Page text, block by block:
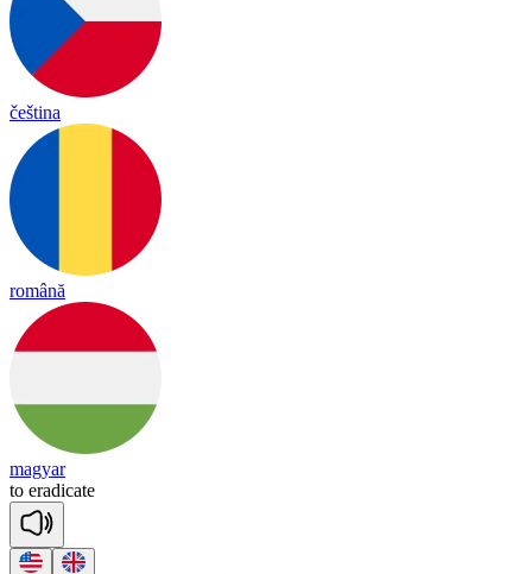
čeština
română
magyar
to eradicate